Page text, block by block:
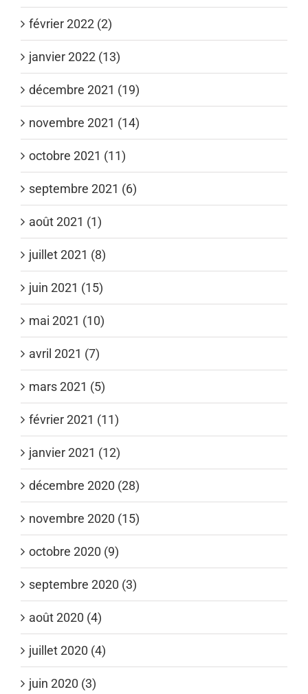
février 2022 (2)
janvier 2022 (13)
décembre 2021 (19)
novembre 2021 (14)
octobre 2021 (11)
septembre 2021 (6)
août 2021 (1)
juillet 2021 (8)
juin 2021 (15)
mai 2021 (10)
avril 2021 (7)
mars 2021 (5)
février 2021 (11)
janvier 2021 (12)
décembre 2020 (28)
novembre 2020 (15)
octobre 2020 (9)
septembre 2020 (3)
août 2020 (4)
juillet 2020 (4)
juin 2020 (3)